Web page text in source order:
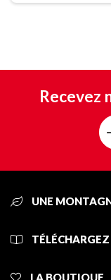
Recevez
UNE
LA BOUTIQUE